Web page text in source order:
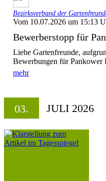
Bezirksverband der
Vom 10.07.2026 um 15:13
Bewerberstopp für
Liebe Gartenfreunde,
Bewerbungen für Pankower
mehr
03. JULI 2026